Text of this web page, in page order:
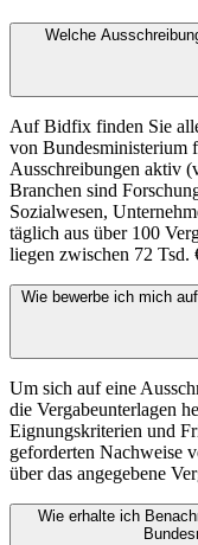
Welche
Auf Bidfix finden Sie
von Bundesministerium
Ausschreibungen aktiv
Branchen sind
Sozialwesen,
täglich aus über 100
liegen zwischen 72 Tsd.
Wie bewerbe ich mich
Um sich auf eine
die Vergabeunterlagen
Eignungskriterien und
geforderten Nachweise
über das angegebene
Wie erhalte ich